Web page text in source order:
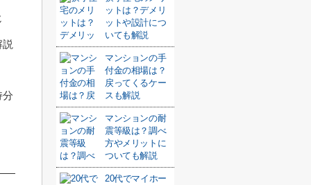
分
ットは？デメリ
ットや設計につ
いても解説
マンションの手
付金の相場は？
戻ってくるケー
スも解説
マンションの耐
震等級は？調べ
方やメリットに
ついても解説
20代でマイホー